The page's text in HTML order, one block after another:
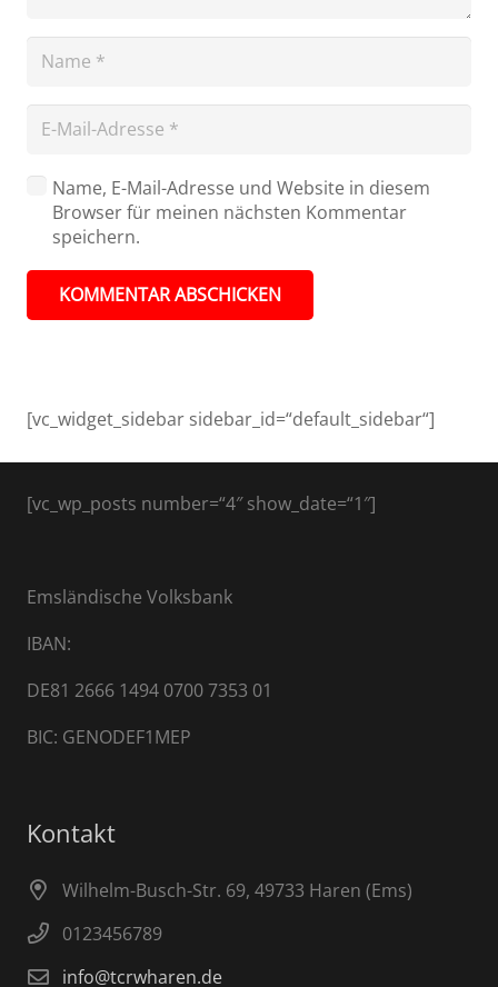
Name, E-Mail-Adresse und Website in diesem
Browser für meinen nächsten Kommentar
speichern.
KOMMENTAR ABSCHICKEN
[vc_widget_sidebar sidebar_id=“default_sidebar“]
[vc_wp_posts number=“4″ show_date=“1″]
Emsländische Volksbank
IBAN:
DE81 2666 1494 0700 7353 01
BIC: GENODEF1MEP
Kontakt
Wilhelm-Busch-Str. 69, 49733 Haren (Ems)
0123456789
info@tcrwharen.de